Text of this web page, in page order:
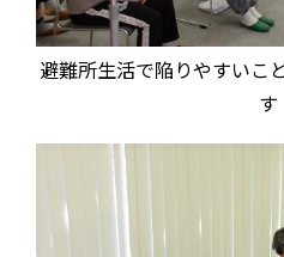
避難所生活で陥りやすいこ
す